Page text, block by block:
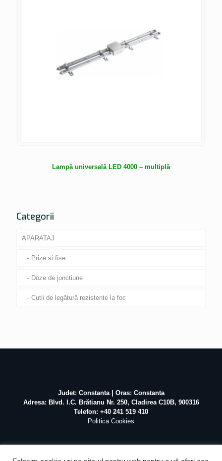
Lampă universală LED 4000 – multiplă
Categorii
APARATAJ
Prize si fise
Doze de jonctiune
Cutii de legătură rezistente la foc
Judet: Constanta | Oras: Constanta
Adresa: Blvd. I.C. Brătianu Nr. 250, Cladirea C10B, 900316
Telefon: +40 241 519 410
Politica Cookies